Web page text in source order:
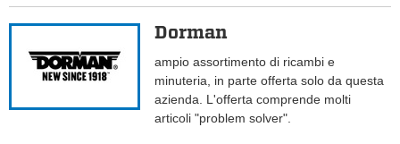
Dorman
ampio assortimento di ricambi e
minuteria, in parte offerta solo da questa
azienda. L'offerta comprende molti
articoli "problem solver".